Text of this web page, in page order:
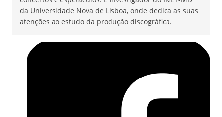
da Universidade Nova de Lisboa, onde dedica as suas
atenções ao estudo da produção discográfica.